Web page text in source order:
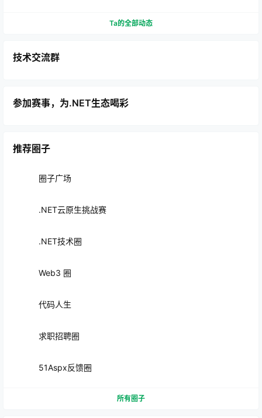
Ta的全部动态
技术交流群
参加赛事，为.NET生态喝彩
推荐圈子
圈子广场
.NET云原生挑战赛
.NET技术圈
Web3 圈
代码人生
求职招聘圈
51Aspx反馈圈
所有圈子